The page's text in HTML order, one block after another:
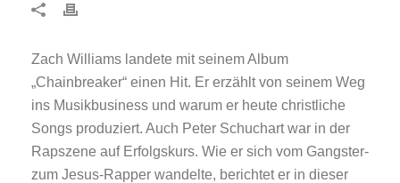
Zach Williams landete mit seinem Album
„Chainbreaker“ einen Hit. Er erzählt von seinem Weg
ins Musikbusiness und warum er heute christliche
Songs produziert. Auch Peter Schuchart war in der
Rapszene auf Erfolgskurs. Wie er sich vom Gangster-
zum Jesus-Rapper wandelte, berichtet er in dieser